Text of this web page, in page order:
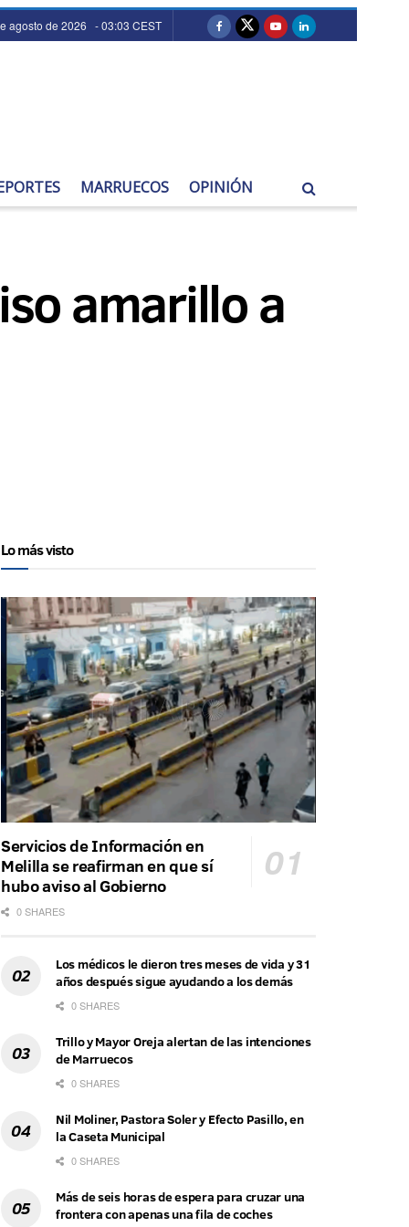
agosto de 2026 - 03:03 CEST
MARRUECOS OPINIÓN
amarillo a
Lo más visto
Servicios de Información en
Melilla se reafirman en que sí
hubo aviso al Gobierno
0 SHARES
Los médicos le dieron tres meses de vida y 31
años después sigue ayudando a los demás
0 SHARES
Trillo y Mayor Oreja alertan de las intenciones
de Marruecos
0 SHARES
Nil Moliner, Pastora Soler y Efecto Pasillo, en
la Caseta Municipal
0 SHARES
Más de seis horas de espera para cruzar una
frontera con apenas una fila de coches